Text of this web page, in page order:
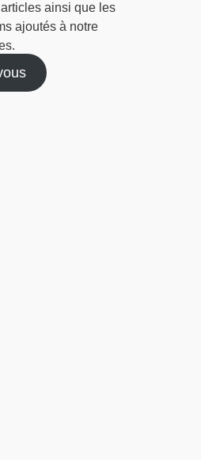
ainsi que les
ajoutés à notre